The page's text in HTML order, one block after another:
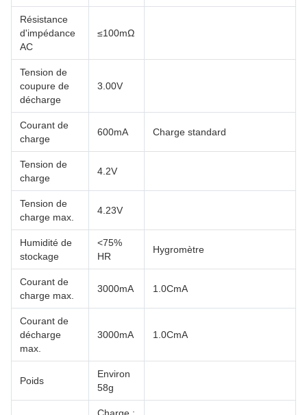
Résistance
d'impédance
AC
≤100mΩ
Tension de
coupure de
décharge
3.00V
Courant de
charge
600mA Charge standard
Tension de
charge
4.2V
Tension de
charge max.
4.23V
Humidité de
stockage
<75%
HR
Hygromètre
Courant de
charge max.
3000mA 1.0CmA
Courant de
décharge
max.
3000mA 1.0CmA
Poids
Environ
58g